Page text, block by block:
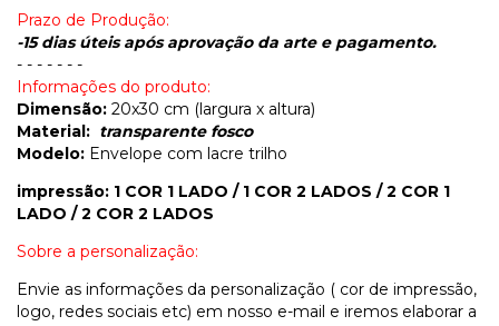
Prazo de Produção:
-15 dias úteis após aprovação da arte e pagamento.
- - - - - - -
Informações do produto:
Dimensão: 20x30 cm (largura x altura)
Material: transparente fosco
Modelo: Envelope com lacre trilho
impressão: 1 COR 1 LADO / 1 COR 2 LADOS / 2 COR 1
LADO / 2 COR 2 LADOS
Sobre a personalização:
Envie as informações da personalização ( cor de impressão,
logo, redes sociais etc) em nosso e-mail e iremos elaborar a